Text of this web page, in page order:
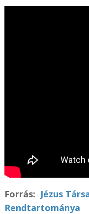
Forrás: Jézus
Rendtartománya